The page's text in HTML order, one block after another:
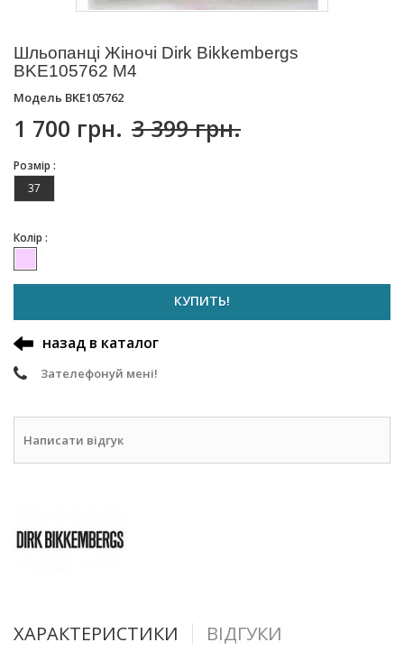
Шльопанці Жіночі Dirk Bikkembergs
BKE105762 M4
Модель BKE105762
1 700 грн. 3 399 грн.
Розмір :
37
Колір :
КУПИТЬ!
назад в каталог
Зателефонуй мені!
Написати відгук
ХАРАКТЕРИСТИКИ ВІДГУКИ